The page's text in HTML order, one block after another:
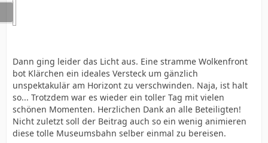
Dann ging leider das Licht aus. Eine stramme Wolkenfront
bot Klärchen ein ideales Versteck um gänzlich
unspektakulär am Horizont zu verschwinden. Naja, ist halt
so... Trotzdem war es wieder ein toller Tag mit vielen
schönen Momenten. Herzlichen Dank an alle Beteiligten!
Nicht zuletzt soll der Beitrag auch so ein wenig animieren
diese tolle Museumsbahn selber einmal zu bereisen.